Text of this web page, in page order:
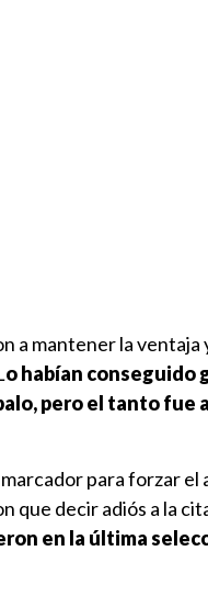
a mantener la ventaja
o habían conseguido
pero el tanto fue
para forzar el
que decir adiós a la
en la última